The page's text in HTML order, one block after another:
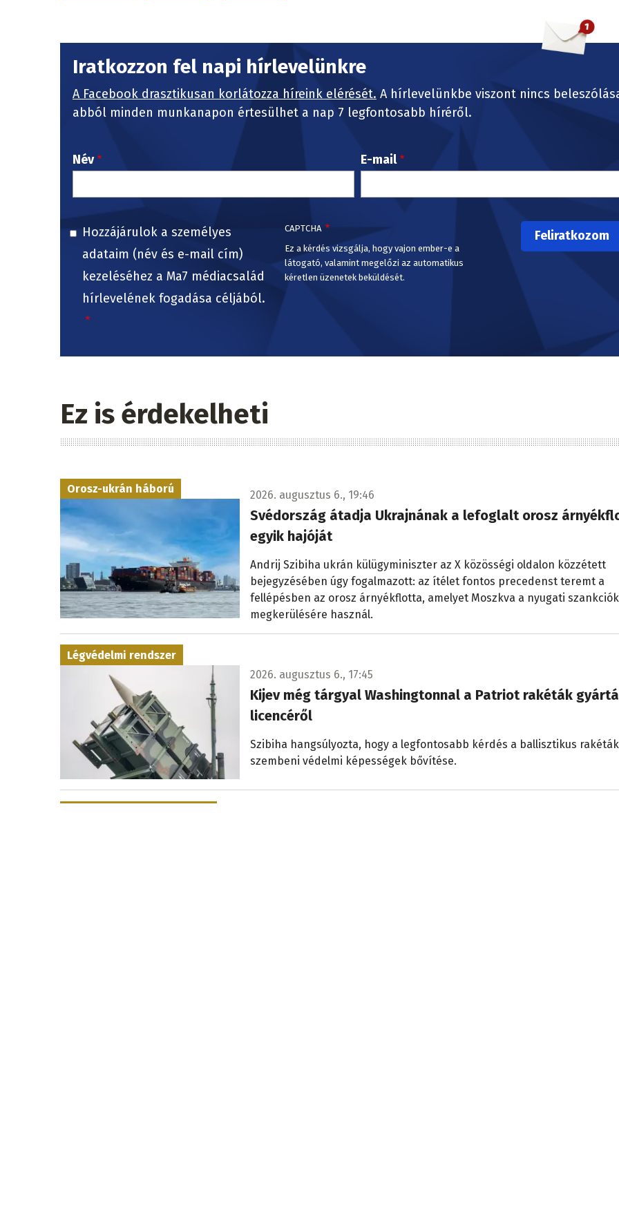
Iratkozzon fel napi hírlevelünkre
A Facebook drasztikusan korlátozza híreink elérését. A hírlevelünkbe viszont nincs
abból minden munkanapon értesülhet a nap 7 legfontosabb híréről.
Név E-mail
Hozzájárulok a személyes
adataim (név és e-mail cím)
kezeléséhez a Ma7 médiacsalád
hírlevelének fogadása céljából.
CAPTCHA
Ez a kérdés vizsgálja, hogy vajon ember-e a
látogató, valamint megelőzi az automatikus
kéretlen üzenetek beküldését.
Ez is érdekelheti
Orosz-ukrán háború 2026. augusztus 6., 19:46
Svédország átadja Ukrajnának a lefoglalt orosz
egyik hajóját
Andrij Szibiha ukrán külügyminiszter az X közösségi oldalon közzétett
bejegyzésében úgy fogalmazott: az ítélet fontos precedenst teremt a
fellépésben az orosz árnyékflotta, amelyet Moszkva a nyugati szankciók
megkerülésére használ.
Légvédelmi rendszer
2026. augusztus 6., 17:45
Kijev még tárgyal Washingtonnal a Patriot rakéták
licencéről
Szibiha hangsúlyozta, hogy a legfontosabb kérdés a ballisztikus
szembeni védelmi képességek bővítése.